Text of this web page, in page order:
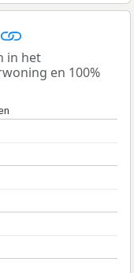
in het
en 100%